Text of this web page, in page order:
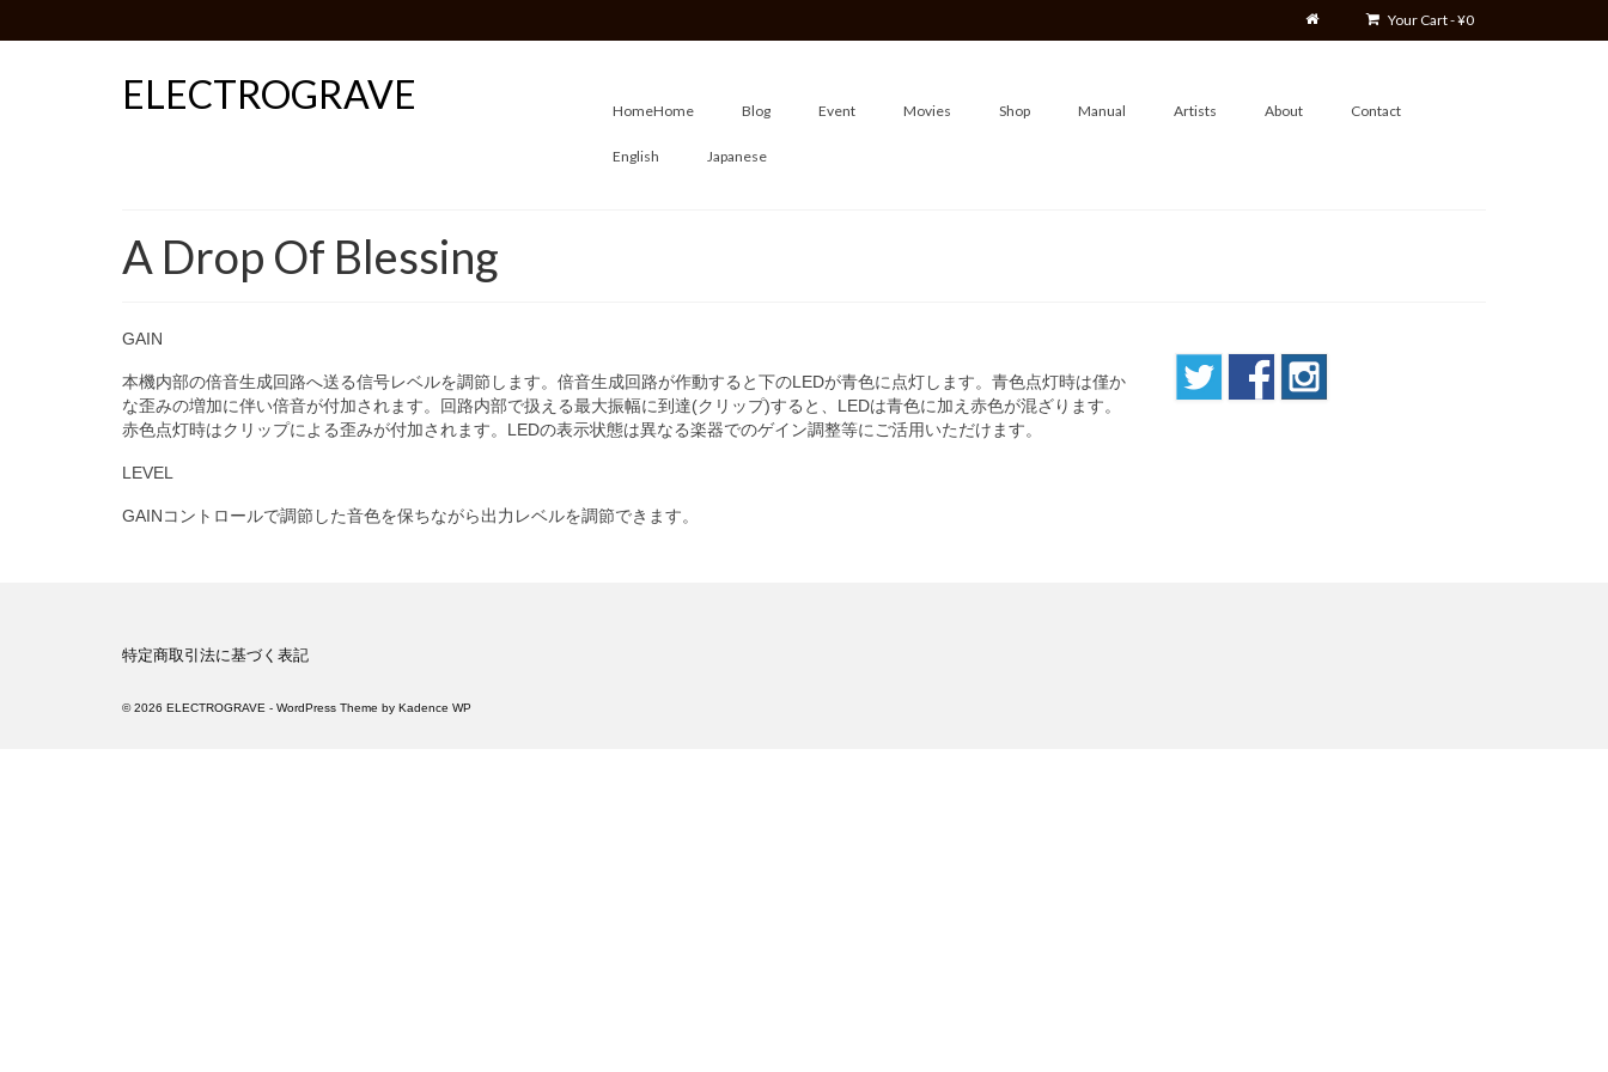
Your Cart-¥0
ELECTROGRAVE HomeHome Blog Event Movies Shop Manual Artists About Contact
English Japanese
A Drop Of Blessing
GAIN
本機内部の倍音生成回路へ送る信号レベルを調節します。倍音生成回路が作動すると下のLEDが青色に点灯します。青色点灯時は僅か
な歪みの増加に伴い倍音が付加されます。回路内部で扱える最大振幅に到達(クリップ)すると、LEDは青色に加え赤色が混ざります。
赤色点灯時はクリップによる歪みが付加されます。LEDの表示状態は異なる楽器でのゲイン調整等にご活用いただけます。
LEVEL
GAINコントロールで調節した音色を保ちながら出力レベルを調節できます。
特定商取引法に基づく表記
© 2026 ELECTROGRAVE - WordPress Theme by Kadence WP